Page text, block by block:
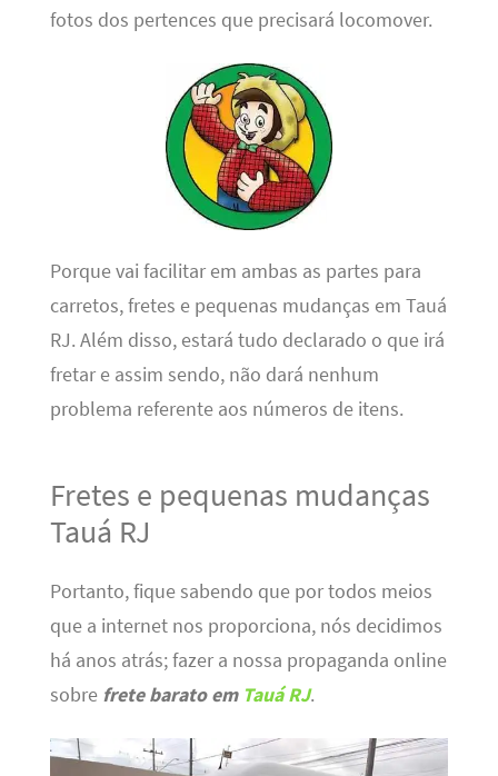
fotos dos pertences que precisará locomover.
Porque vai facilitar em ambas as partes para
carretos, fretes e pequenas mudanças em Tauá
RJ. Além disso, estará tudo declarado o que irá
fretar e assim sendo, não dará nenhum
problema referente aos números de itens.
Fretes e pequenas mudanças
Tauá RJ
Portanto, fique sabendo que por todos meios
que a internet nos proporciona, nós decidimos
há anos atrás; fazer a nossa propaganda online
sobre frete barato em Tauá RJ.